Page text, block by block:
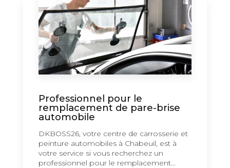
Professionnel pour le
remplacement de pare-brise
automobile
DKBOSS26, votre centre de carrosserie et
peinture automobiles à Chabeuil, est à
votre service si vous recherchez un
professionnel pour le remplacement...